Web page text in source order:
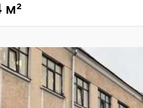
м²